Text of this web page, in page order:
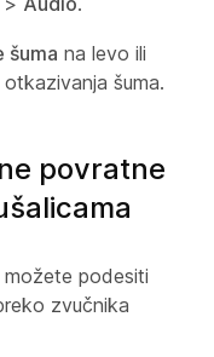
šuma na levo ili
šuma.
povratne
podesiti
zvučnika